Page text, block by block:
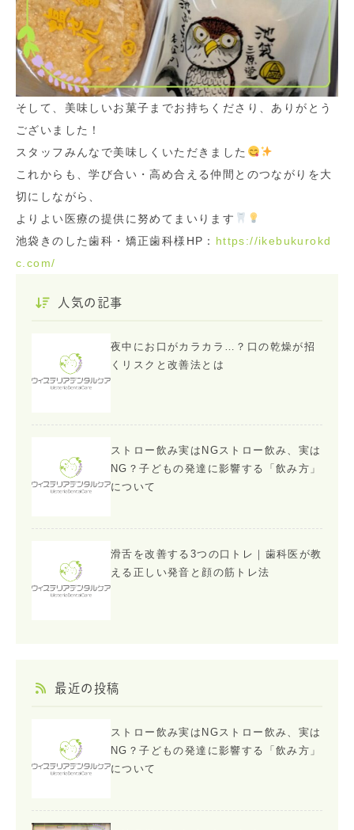
そして、美味しいお菓子までお持ちくださり、ありがとう
ございました！
スタッフみんなで美味しくいただきました
これからも、学び合い・高め合える仲間とのつながりを大
切にしながら、
よりよい医療の提供に努めてまいります
池袋きのした歯科・矯正歯科様HP： https://ikebukurokd
c.com/
人気の記事
夜中にお口がカラカラ…？口の乾燥が招
くリスクと改善法とは
ストロー飲み実はNGストロー飲み、実は
NG？子どもの発達に影響する「飲み方」
について
滑舌を改善する3つの口トレ｜歯科医が教
える正しい発音と顔の筋トレ法
最近の投稿
ストロー飲み実はNGストロー飲み、実は
NG？子どもの発達に影響する「飲み方」
について